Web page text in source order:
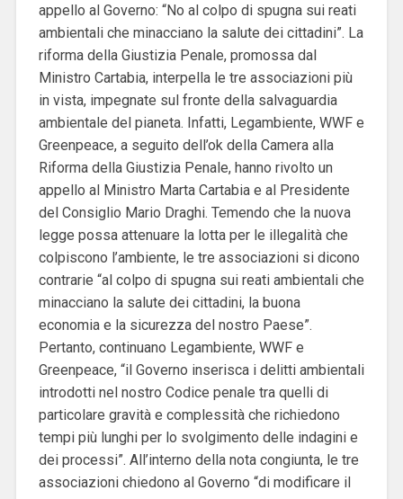
appello al Governo: “No al colpo di spugna sui reati
ambientali che minacciano la salute dei cittadini”. La
riforma della Giustizia Penale, promossa dal
Ministro Cartabia, interpella le tre associazioni più
in vista, impegnate sul fronte della salvaguardia
ambientale del pianeta. Infatti, Legambiente, WWF e
Greenpeace, a seguito dell’ok della Camera alla
Riforma della Giustizia Penale, hanno rivolto un
appello al Ministro Marta Cartabia e al Presidente
del Consiglio Mario Draghi. Temendo che la nuova
legge possa attenuare la lotta per le illegalità che
colpiscono l’ambiente, le tre associazioni si dicono
contrarie “al colpo di spugna sui reati ambientali che
minacciano la salute dei cittadini, la buona
economia e la sicurezza del nostro Paese”.
Pertanto, continuano Legambiente, WWF e
Greenpeace, “il Governo inserisca i delitti ambientali
introdotti nel nostro Codice penale tra quelli di
particolare gravità e complessità che richiedono
tempi più lunghi per lo svolgimento delle indagini e
dei processi”. All’interno della nota congiunta, le tre
associazioni chiedono al Governo “di modificare il